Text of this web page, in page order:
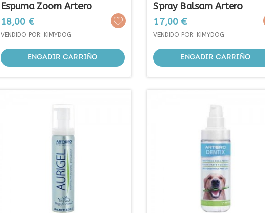
Espuma Zoom Artero
Prezo
18,00 €
VENDIDO POR: KIMYDOG
ENGADIR CARRIÑO
Spray Balsam Artero
Prezo
17,00 €
VENDIDO POR: KIMYDOG
ENGADIR CARRIÑO